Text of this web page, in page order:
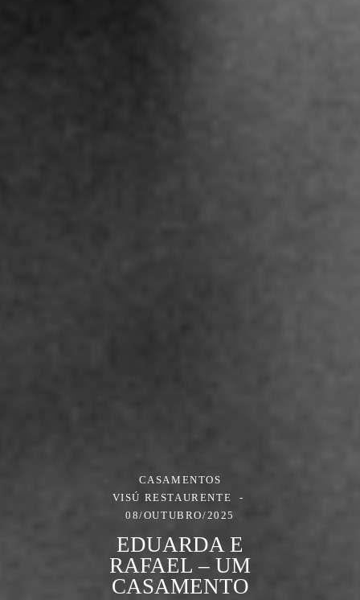
CASAMENTOS
VISÚ RESTAURENTE
08/OUTUBRO/2025
EDUARDA E
RAFAEL – UM
CASAMENTO